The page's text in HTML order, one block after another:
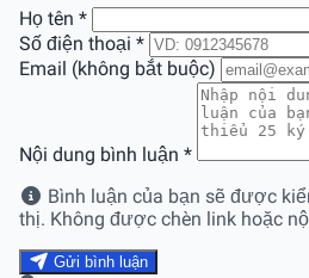
Họ tên *
Số điện thoại *
Email (không bắt buộc)
Nội dung bình luận *
Bình luận của bạn sẽ được
thị. Không được chèn link hoặc
Gửi bình luận